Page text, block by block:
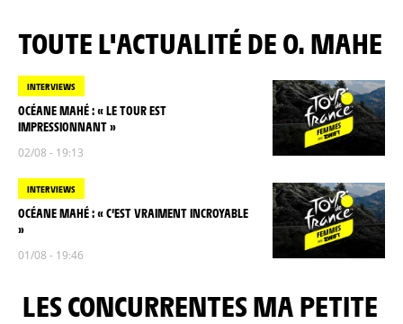
TOUTE L'ACTUALITÉ DE O. MAHE
INTERVIEWS
OCÉANE MAHÉ : « LE TOUR EST
IMPRESSIONNANT »
02/08 - 19:13
INTERVIEWS
OCÉANE MAHÉ : « C’EST VRAIMENT INCROYABLE
»
01/08 - 19:46
LES CONCURRENTES MA PETITE